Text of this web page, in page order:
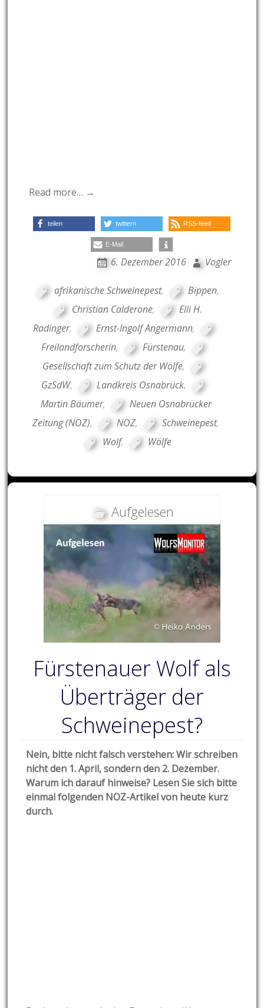
Read more… →
teilen twittern RSS-feed
E-Mail
6. Dezember 2016 Vogler
afrikanische Schweinepest, Bippen,
Christian Calderone,
Elli H.
Radinger, Ernst-Ingolf Angermann,
Freilandforscherin, Fürstenau,
Gesellschaft zum Schutz der Wölfe,
GzSdW, Landkreis Osnabrück,
Martin Bäumer,
Neuen Osnabrücker
Zeitung (NOZ), NOZ, Schweinepest,
Wolf, Wölfe
Aufgelesen
Fürstenauer Wolf als
Überträger der
Schweinepest?
Nein, bitte nicht falsch verstehen: Wir schreiben
nicht den 1. April, sondern den 2. Dezember.
Warum ich darauf hinweise? Lesen Sie sich bitte
einmal folgenden NOZ-Artikel von heute kurz
durch.